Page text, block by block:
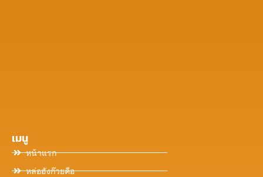
เมนู
หน้าแรก
หล่อฮังก๊วยคือ